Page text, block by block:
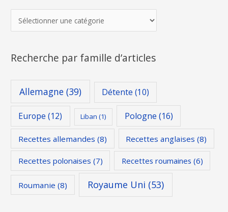
Recherche par famille d’articles
Allemagne(39) Détente (10)
Europe (12) Liban (1) Pologne (16)
Recettes allemandes (8) Recettes anglaises (8)
Recettes polonaises (7) Recettes roumaines (6)
Roumanie (8) Royaume Uni (53)